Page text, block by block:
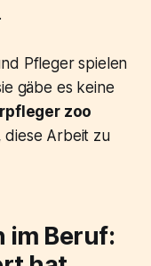
Pfleger spielen
gäbe es keine
zoo
diese Arbeit zu
im Beruf: